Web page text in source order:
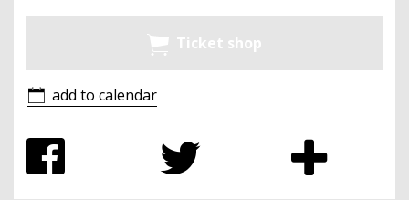
Ticket shop
add to calendar